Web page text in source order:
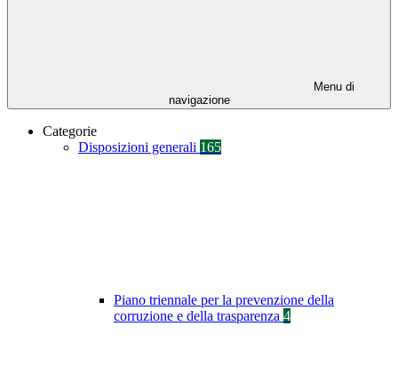
Menu di
navigazione
Categorie
Disposizioni generali 165
Piano triennale per la prevenzione della
corruzione e della trasparenza 4